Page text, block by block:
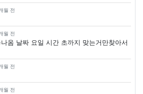
월 전
월 전
옴 날짜 요일 시간 초까지 맞는거만찾아서
월 전
월 전